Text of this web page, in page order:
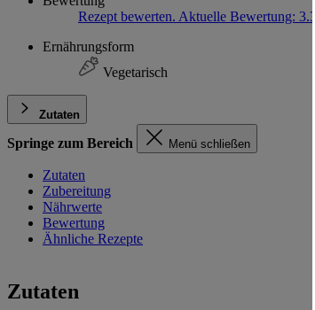
Rezept bewerten. Aktuelle Bewertung: 3.3
Ernährungsform
Vegetarisch
Zutaten
Springe zum Bereich Menü schließen
Zutaten
Zubereitung
Nährwerte
Bewertung
Ähnliche Rezepte
Zutaten